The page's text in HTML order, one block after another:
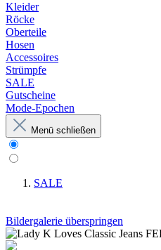
Kleider
Röcke
Oberteile
Hosen
Accessoires
Strümpfe
SALE
Gutscheine
Mode-Epochen
Menü schließen
SALE
Bildergalerie überspringen